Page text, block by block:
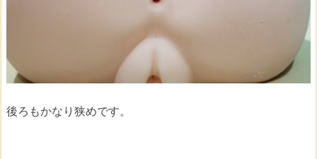
後ろもかなり狭めです。